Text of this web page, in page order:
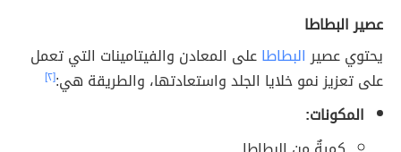
عصير البطاطا
يحتوي عصيرالبطاطاعلى المعادن والفيتامينات التي تعمل
على تعزيز نمو خلايا الجلد واستعادتها، والطريقة هي:[٢]
المكونات: